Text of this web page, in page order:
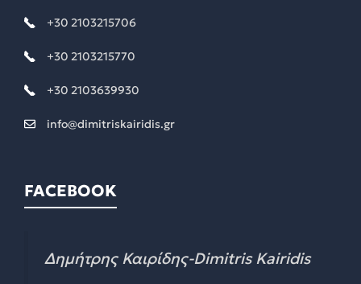
+30 2103215706
+30 2103215770
+30 2103639930
info@dimitriskairidis.gr
FACEBOOK
Δημήτρης Καιρίδης-Dimitris Kairidis